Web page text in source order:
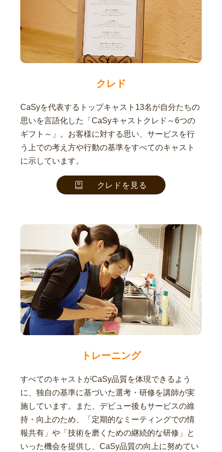
クレド
CaSyを代表するトップキャスト13名が自分たちの
思いを言語化した「CaSyキャストクレド～6つの
ギフト～」。お客様に対する思い、サービスを行
う上での考え方や行動の基準をすべてのキャスト
に示しています。
クレドを見る
トレーニング
すべてのキャストがCaSy品質を体現できるよう
に、独自の基準に基づいた選考・研修を講師が実
施しています。また、デビュー後もサービスの維
持・向上のため、「定期的なミーティングでの情
報共有」や「技術を磨くための継続的な研修」と
いった機会を提供し、CaSy品質の向上に努めてい